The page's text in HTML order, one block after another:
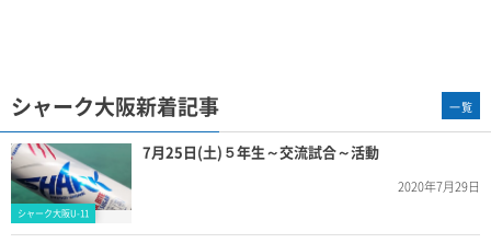
シャーク大阪新着記事
シャーク大阪U-11
7月25日(土)５年生～交流試合～活動
2020年7月29日
一覧